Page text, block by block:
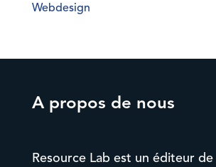
Webdesign
A propos de nous
Resource Lab est un éditeur